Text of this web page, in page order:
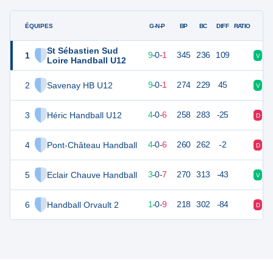
ÉQUIPES
1
St Sébastien Sud
Loire Handball U12
2 Savenay HB U12
3 Héric Handball U12
4 Pont-Château Handball
5 Eclair Chauve Handball
6 Handball Orvault 2
G-N-P BP BC DIFF RATIO
28 9-0-1 345 236 109 V
28 9-0-1 274 229 45 V
18 4-0-6 258 283 -25 D
18 10 4-0-6 260 262 -2 D
16 10 3-0-7 270 313 -43 V
12 1-0-9 218 302 -84 D